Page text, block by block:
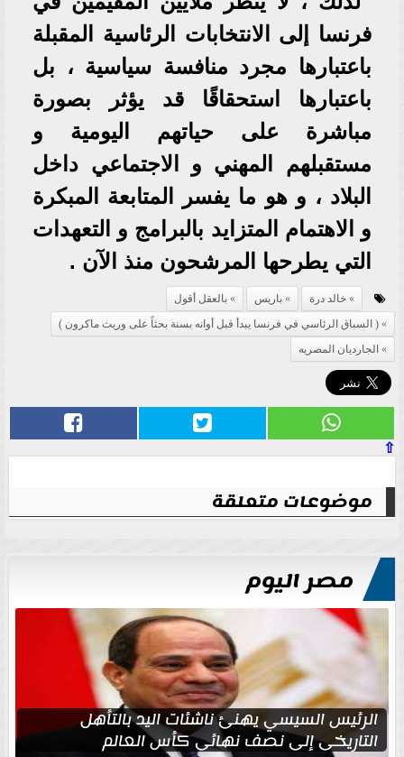
فرنسا إلى الانتخابات الرئاسية المقبلة
باعتبارها مجرد منافسة سياسية ، بل
باعتبارها استحقاقًا قد يؤثر بصورة
مباشرة على حياتهم اليومية و
مستقبلهم المهني و الاجتماعي داخل
البلاد ، و هو ما يفسر المتابعة المبكرة
و الاهتمام المتزايد بالبرامج و التعهدات
التي يطرحها المرشحون منذ الآن .
خالد درة باريس
بالعقل أقول
( السباق الرئاسي في فرنسا يبدأ قبل أوانه بسنة بحثاً على وريث ماكرون )
الجارديان المصريه
⇧
موضوعات متعلقة
مصر اليوم
الرئيس السيسي يهنئ ناشئات اليد بالتأهل
التاريخي إلى نصف نهائي كأس العالم